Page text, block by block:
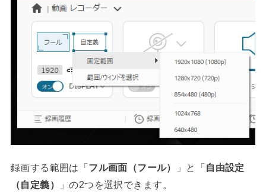
録画する範囲は「 フル画面（フール） 」と「 自由設定
（自定義）
」の2つを選択できます。